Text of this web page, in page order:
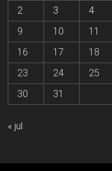
2
3 4
9
10 11
16
17 18
23
24 25
30
31
« jul